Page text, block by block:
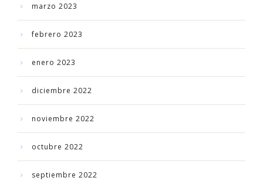
marzo 2023
febrero 2023
enero 2023
diciembre 2022
noviembre 2022
octubre 2022
septiembre 2022